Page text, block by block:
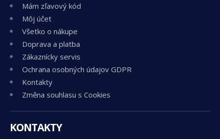
Mám zľavový kód
Môj účet
Všetko o nákupe
Doprava a platba
Zákaznícky servis
Ochrana osobných údajov GDPR
Kontakty
Změna souhlasu s Cookies
KONTAKTY